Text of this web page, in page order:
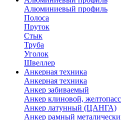
Алюминиевый профиль
Полоса
Пруток
Стык
Труба
Уголок
Швеллер
Анкерная техника
Анкерная техника
Анкер забиваемый
Анкер клиновой,
Анкер латунный (ЦАНГА)
Анкер рамный